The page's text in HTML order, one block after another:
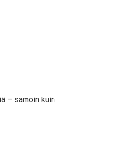
– samoin kuin